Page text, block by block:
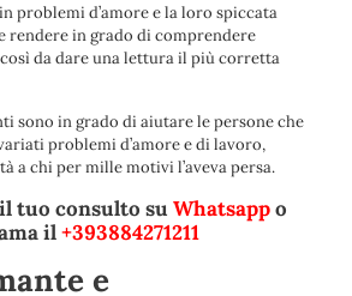
problemi d’amore e la loro spiccata
rendere in grado di comprendere
da dare una lettura il più corretta
sono in grado di aiutare le persone che
problemi d’amore e di lavoro,
a chi per mille motivi l’aveva persa.
tuo consulto su Whatsappo
il+393884271211
e